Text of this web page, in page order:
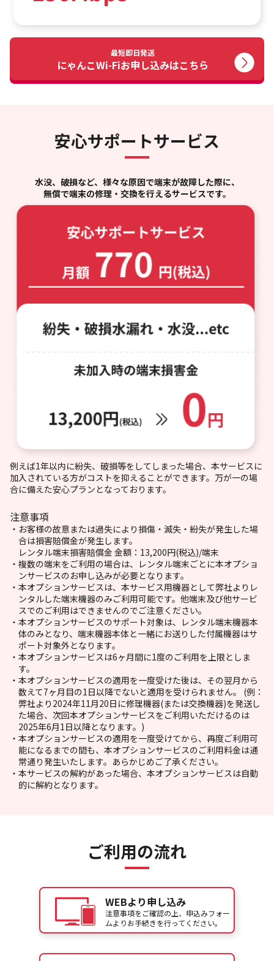
最短即日発送
にゃんこWi-Fiお申し込みはこちら
安心サポートサービス
水没、破損など、様々な原因で端末が故障した際に、
無償で端末の修理・交換を行えるサービスです。
例えば1年以内に紛失、破損等をしてしまった場合、本サービスに
加入されている方がコストを抑えることができます。万が一の場
合に備えた安心プランとなっております。
注意事項
お客様の故意または過失により損傷・滅失・紛失が発生した場
合は損害賠償金が発生します。
レンタル端末損害賠償金 金額：13,200円(税込)/端末
複数の端末をご利用の場合は、レンタル端末ごとに本オプショ
ンサービスのお申し込みが必要となります。
本オプションサービスは、本サービス用機器として弊社よりレ
ンタルした端末機器のみご利用可能です。他端末及び他サービ
スでのご利用はできませんのでご注意ください。
本オプションサービスのサポート対象は、レンタル端末機器本
体のみとなり、端末機器本体と一緒にお送りした付属機器はサ
ポート対象外となります。
本オプションサービスは6ヶ月間に1度のご利用を上限としま
す。
本オプションサービスの適用を一度受けた後は、その翌月から
数えて7ヶ月目の1日以降でないと適用を受けられません。 (例：
弊社より2024年11月20日に修理機器(または交換機器)を発送し
た場合、次回本オプションサービスをご利用いただけるのは
2025年6月1日以降となります。)
本オプションサービスの適用を一度受けてから、再度ご利用可
能になるまでの間も、本オプションサービスのご利用料金は通
常通り発生いたします。あらかじめご了承ください。
本サービスの解約があった場合、本オプションサービスは自動
的に解約となります。
ご利用の流れ
WEBより申し込み
注意事項をご確認の上、申込みフォー
ムよりお手続きを行ってください。